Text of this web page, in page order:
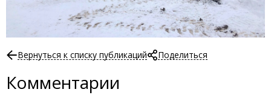
Вернуться к списку публикаций Поделиться
Комментарии